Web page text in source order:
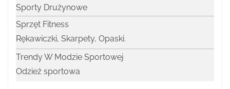
Sporty Drużynowe
Sprzęt Fitness
Rękawiczki, Skarpety, Opaski.
Trendy W Modzie Sportowej
Odzież sportowa